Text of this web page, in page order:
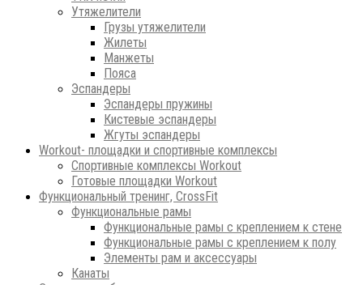
Утяжелители
Грузы утяжелители
Жилеты
Манжеты
Пояса
Эспандеры
Эспандеры пружины
Кистевые эспандеры
Жгуты эспандеры
Workout- площадки и спортивные комплексы
Спортивные комплексы Workout
Готовые площадки Workout
Функциональный тренинг, CrossFit
Функциональные рамы
Функциональные рамы с креплением к стене
Функциональные рамы с креплением к полу
Элементы рам и аксессуары
Канаты